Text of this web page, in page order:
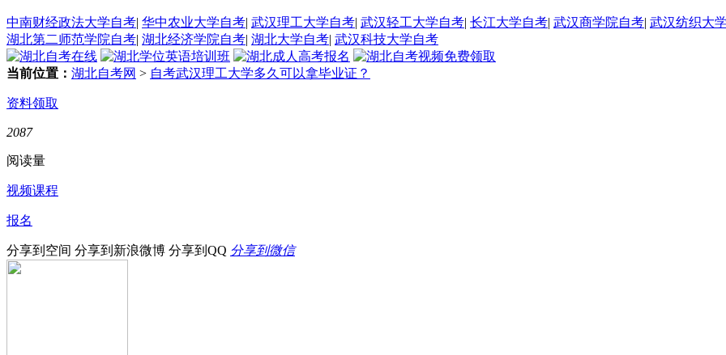
中南财经政法大学自考| 华中农业大学自考| 武汉理工大学自考| 武汉轻工大学自考| 长江大学自考| 武汉商学院自考| 武汉纺织大
湖北第二师范学院自考| 湖北经济学院自考| 湖北大学自考| 武汉科技大学自考
当前位置： 湖北自考网 > 自考武汉理工大学多久可以拿毕业证？
资料领取
2087
阅读量
视频课程
报名
分享到空间 分享到新浪微博 分享到QQ 分享到微信